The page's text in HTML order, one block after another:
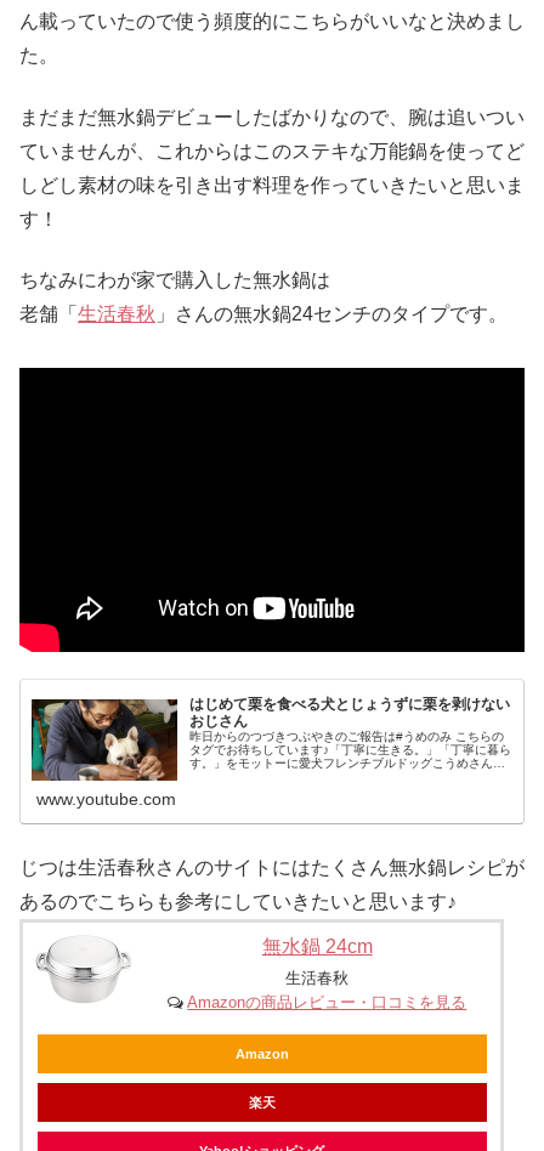
ん載っていたので使う頻度的にこちらがいいなと決めまし
た。
まだまだ無水鍋デビューしたばかりなので、腕は追いつい
ていませんが、これからはこのステキな万能鍋を使ってど
しどし素材の味を引き出す料理を作っていきたいと思いま
す！
ちなみにわが家で購入した無水鍋は
老舗「 生活春秋 」さんの無水鍋24センチのタイプです。
はじめて栗を食べる犬とじょうずに栗を剥けない
おじさん
昨日からのつづきつぶやきのご報告は#うめのみ こちらの
タグでお待ちしています♪「丁寧に生きる。」「丁寧に暮ら
す。」をモットーに愛犬フレンチブルドッグこうめさんと
www.youtube.com
じつは生活春秋さんのサイトにはたくさん無水鍋レシピが
あるのでこちらも参考にしていきたいと思います♪
無水鍋 24cm
生活春秋
Amazonの商品レビュー・口コミを見る
Amazon
楽天